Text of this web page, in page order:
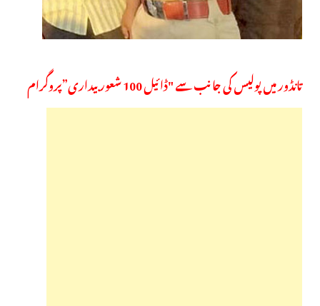
تانڈور میں پولیس کی جانب سے "ڈائیل 100ـ شعور بیداری”پروگرام